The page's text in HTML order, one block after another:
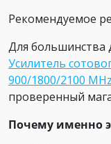
Рекомендуемое
Для большинства
Усилитель
900/1800/2100 MHz
проверенный
Почему именно